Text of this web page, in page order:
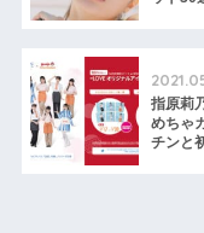
指原莉
めちゃ
チンと